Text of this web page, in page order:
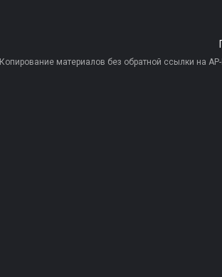
Копирование материалов без обратной ссылки на